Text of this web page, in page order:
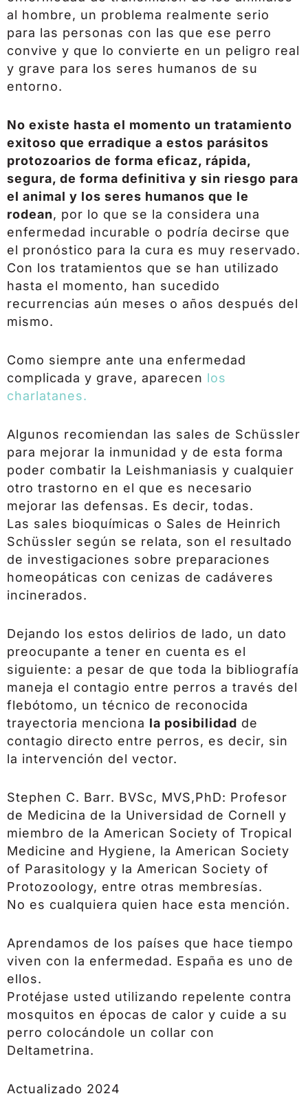
al hombre, un problema realmente serio
para las personas con las que ese perro
convive y que lo convierte en un peligro real
y grave para los seres humanos de su
entorno.
No existe hasta el momento un tratamiento
exitoso que erradique a estos parásitos
protozoarios de forma eficaz, rápida,
segura, de forma definitiva y sin riesgo para
el animal y los seres humanos que le
rodean, por lo que se la considera una
enfermedad incurable o podría decirse que
el pronóstico para la cura es muy reservado.
Con los tratamientos que se han utilizado
hasta el momento, han sucedido
recurrencias aún meses o años después del
mismo.
Como siempre ante una enfermedad
complicada y grave, aparecen los
charlatanes.
Algunos recomiendan las sales de Schüssler
para mejorar la inmunidad y de esta forma
poder combatir la Leishmaniasis y cualquier
otro trastorno en el que es necesario
mejorar las defensas. Es decir, todas.
Las sales bioquímicas o Sales de Heinrich
Schüssler según se relata, son el resultado
de investigaciones sobre preparaciones
homeopáticas con cenizas de cadáveres
incinerados.
Dejando los estos delirios de lado, un dato
preocupante a tener en cuenta es el
siguiente: a pesar de que toda la bibliografía
maneja el contagio entre perros a través del
flebótomo, un técnico de reconocida
trayectoria menciona la posibilidad de
contagio directo entre perros, es decir, sin
la intervención del vector.
Stephen C. Barr. BVSc, MVS,PhD: Profesor
de Medicina de la Universidad de Cornell y
miembro de la American Society of Tropical
Medicine and Hygiene, la American Society
of Parasitology y la American Society of
Protozoology, entre otras membresías.
No es cualquiera quien hace esta mención.
Aprendamos de los países que hace tiempo
viven con la enfermedad. España es uno de
ellos.
Protéjase usted utilizando repelente contra
mosquitos en épocas de calor y cuide a su
perro colocándole un collar con
Deltametrina.
Actualizado 2024